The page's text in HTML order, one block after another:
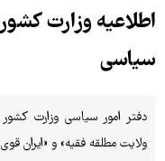
اطلاعیه وزارت
سیاسی
دفتر امور سیاسی وزارت
ولایت مطلقه فقیه» و «ایران